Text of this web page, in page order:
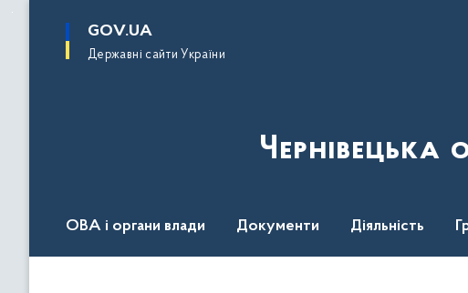
основного
GOV.UA
Державні сайти України
Чернівецька
ОВА і органи влади Документи Діяльність